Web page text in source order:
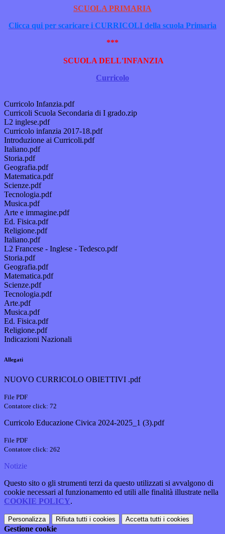
SCUOLA PRIMARIA
Clicca qui per scaricare i CURRICOLI della scuola Primaria
***
SCUOLA DELL'INFANZIA
Curricolo
Curricolo Infanzia.pdf
Curricoli Scuola Secondaria di I grado.zip
L2 inglese.pdf
Curricolo infanzia 2017-18.pdf
Introduzione ai Curricoli.pdf
Italiano.pdf
Storia.pdf
Geografia.pdf
Matematica.pdf
Scienze.pdf
Tecnologia.pdf
Musica.pdf
Arte e immagine.pdf
Ed. Fisica.pdf
Religione.pdf
Italiano.pdf
L2 Francese - Inglese - Tedesco.pdf
Storia.pdf
Geografia.pdf
Matematica.pdf
Scienze.pdf
Tecnologia.pdf
Arte.pdf
Musica.pdf
Ed. Fisica.pdf
Religione.pdf
Indicazioni Nazionali
Allegati
NUOVO CURRICOLO OBIETTIVI .pdf
File PDF
Contatore click: 72
Curricolo Educazione Civica 2024-2025_1 (3).pdf
File PDF
Contatore click: 262
Notizie
Questo sito o gli strumenti terzi da questo utilizzati si avvalgono di
cookie necessari al funzionamento ed utili alle finalità illustrate nella
COOKIE POLICY.
Personalizza Rifiuta tutti i cookies Accetta tutti i cookies
Gestione cookie